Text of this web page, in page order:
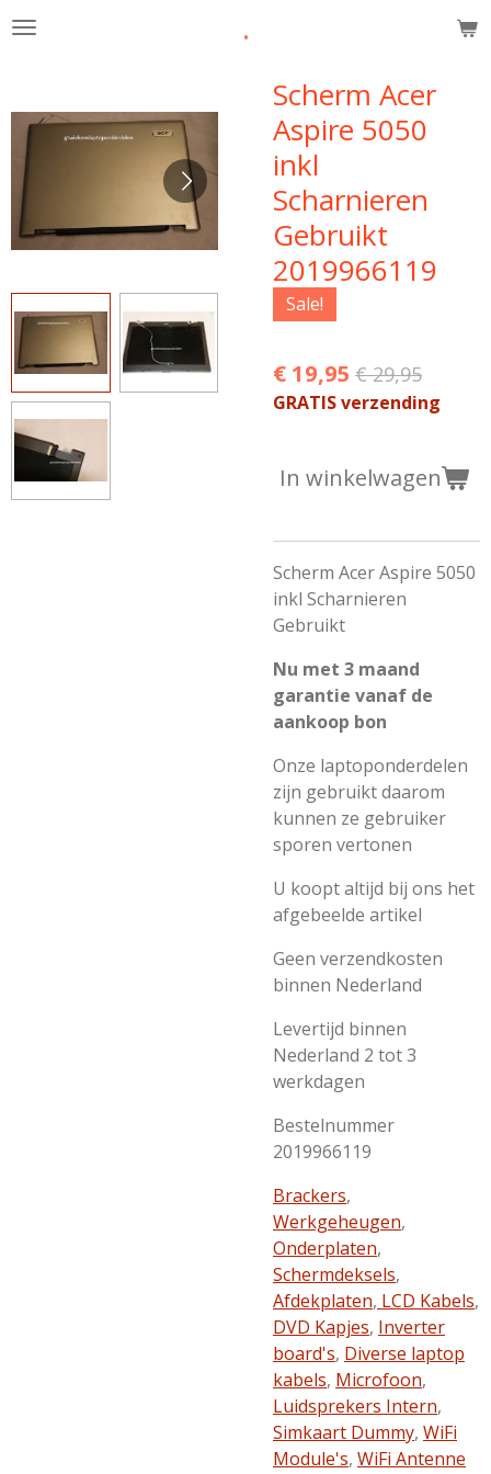
Ga
hoofdinhoud
.
Scherm Acer
Aspire 5050
inkl
Scharnieren
Gebruikt
2019966119
Sale!
€ 19,95 € 29,95
GRATIS verzending
In winkelwagen
Scherm Acer Aspire 5050
inkl Scharnieren
Gebruikt
Nu met 3 maand
garantie vanaf de
aankoop bon
Onze laptoponderdelen
zijn gebruikt daarom
kunnen ze gebruiker
sporen vertonen
U koopt altijd bij ons het
afgebeelde artikel
Geen verzendkosten
binnen Nederland
Levertijd binnen
Nederland 2 tot 3
werkdagen
Bestelnummer
2019966119
Brackers,
Werkgeheugen,
Onderplaten,
Schermdeksels,
Afdekplaten, LCD Kabels,
DVD Kapjes, Inverter
board's, Diverse laptop
kabels, Microfoon,
Luidsprekers Intern,
Simkaart Dummy, WiFi
Module's, WiFi Antenne